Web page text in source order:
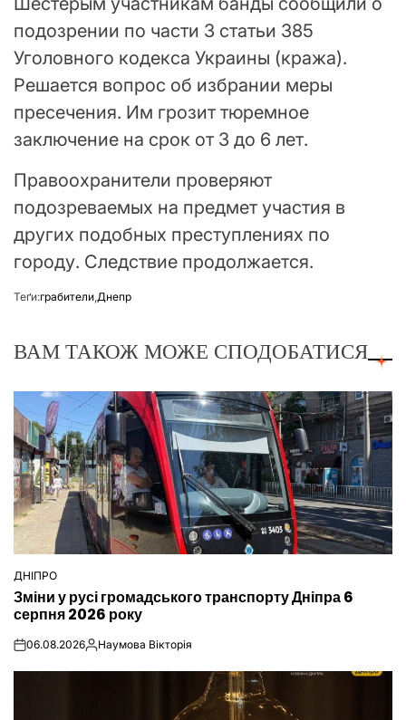
подозрении по части 3 статьи 385
Уголовного кодекса Украины (кража).
Решается вопрос об избрании меры
пресечения. Им грозит тюремное
заключение на срок от 3 до 6 лет.
Правоохранители проверяют
подозреваемых на предмет участия в
других подобных преступлениях по
городу. Следствие продолжается.
Теґи:грабители,Днепр
ВАМ ТАКОЖ МОЖЕ СПОДОБАТИСЯ
ОПУБЛІКУВАТИ
У
ДНІПРО
Зміни у русі громадського транспорту Дніпра 6
серпня 2026 року
on06.08.2026Опубліковано
Наумова Вікторія